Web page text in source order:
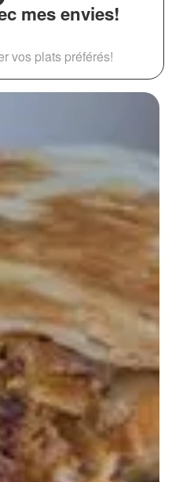
mes envies!
vos plats préférés!